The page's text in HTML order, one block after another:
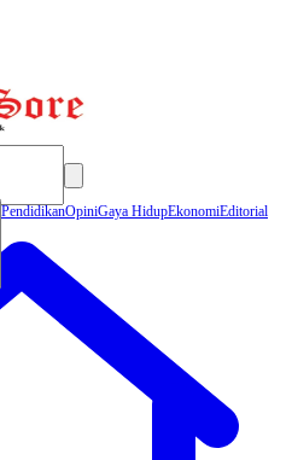
PendidikanOpiniGaya HidupEkonomiEditorial